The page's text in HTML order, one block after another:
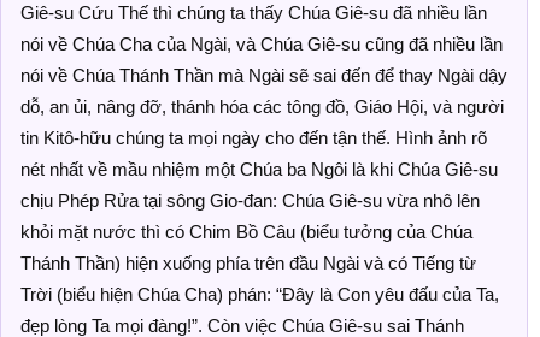
Giê-su Cứu Thế thì chúng ta thấy Chúa Giê-su đã nhiều lần
nói về Chúa Cha của Ngài, và Chúa Giê-su cũng đã nhiều lần
nói về Chúa Thánh Thần mà Ngài sẽ sai đến để thay Ngài dậy
dỗ, an ủi, nâng đỡ, thánh hóa các tông đồ, Giáo Hội, và người
tin Kitô-hữu chúng ta mọi ngày cho đến tận thế. Hình ảnh rõ
nét nhất về mầu nhiệm một Chúa ba Ngôi là khi Chúa Giê-su
chịu Phép Rửa tại sông Gio-đan: Chúa Giê-su vừa nhô lên
khỏi mặt nước thì có Chim Bồ Câu (biểu tưởng của Chúa
Thánh Thần) hiện xuống phía trên đầu Ngài và có Tiếng từ
Trời (biểu hiện Chúa Cha) phán: “Đây là Con yêu đấu của Ta,
đẹp lòng Ta mọi đàng!”. Còn việc Chúa Giê-su sai Thánh